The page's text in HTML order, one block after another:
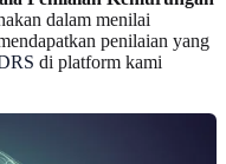
dalam menilai
penilaian yang
di platform kami